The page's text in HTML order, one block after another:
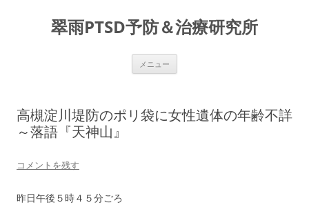
翠雨PTSD予防＆治療研究所
メニュー
高槻淀川堤防のポリ袋に女性遺体の年齢不詳
～落語『天神山』
コメントを残す
昨日午後５時４５分ごろ